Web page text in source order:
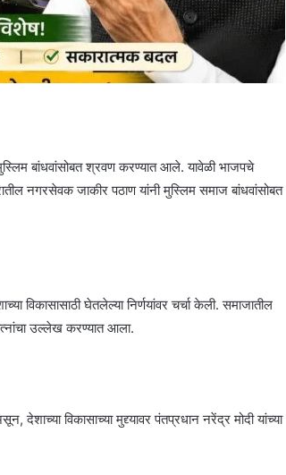
बांधवांसोबत श्रवण करण्यात आले. यावेळी भाजपचे
नगरसेवक जाकीर पठाण यांनी मुस्लिम समाज बांधवांसोबत
विकासासाठी घेतलेल्या निर्णयांवर चर्चा केली. समाजातील
उल्लेख करण्यात आला.
विकासाच्या मुद्द्यावर पंतप्रधान नरेंद्र मोदी यांच्या